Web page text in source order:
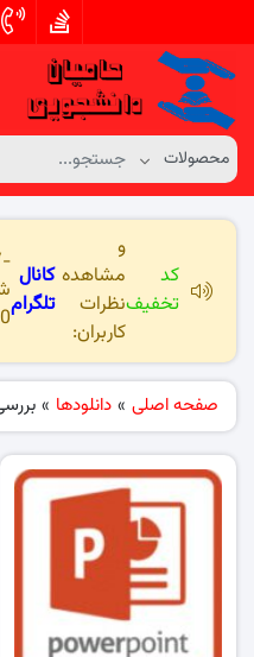
کد
تخفیف
و
مشاهده
نظرات
کاربران:
کانال
تلگرام
صفحه اصلی » دانلودها »